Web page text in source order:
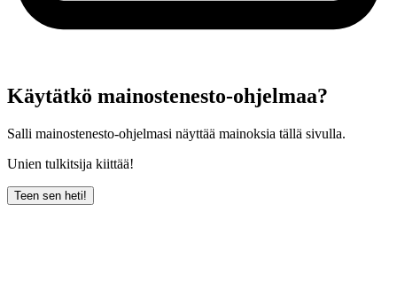
Käytätkö mainostenesto-ohjelmaa?
Salli mainostenesto-ohjelmasi näyttää mainoksia tällä sivulla.
Unien tulkitsija kiittää!
Teen sen heti!